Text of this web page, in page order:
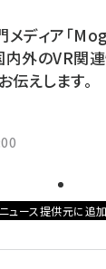
ディア「
内外のVR関
伝えします。
ュース提供元に追加